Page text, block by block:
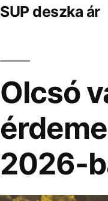
SUP deszka ár
Olcsó
2026-